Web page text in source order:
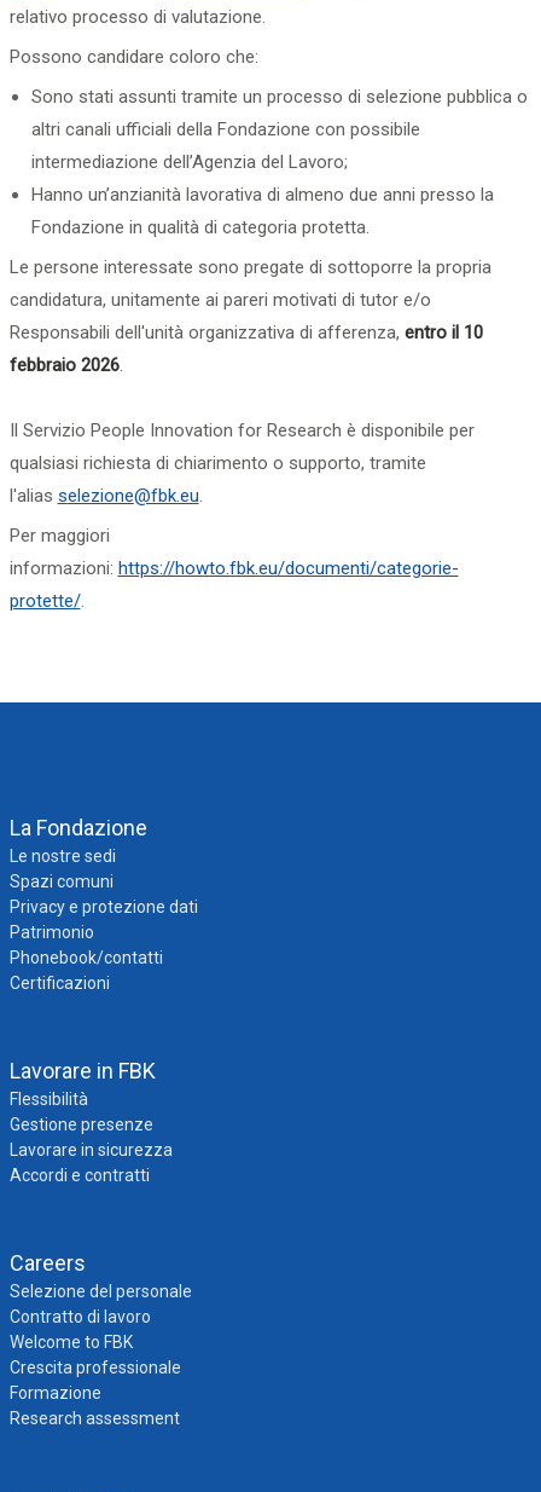
relativo processo di valutazione.
Possono candidare coloro che:
Sono stati assunti tramite un processo di selezione pubblica o
altri canali ufficiali della Fondazione con possibile
intermediazione dell’Agenzia del Lavoro;
Hanno un’anzianità lavorativa di almeno due anni presso la
Fondazione in qualità di categoria protetta.
Le persone interessate sono pregate di sottoporre la propria
candidatura, unitamente ai pareri motivati di tutor e/o
Responsabili dell'unità organizzativa di afferenza, entro il 10
febbraio 2026.
Il Servizio People Innovation for Research è disponibile per
qualsiasi richiesta di chiarimento o supporto, tramite
l'alias selezione@fbk.eu.
Per maggiori
informazioni: https://howto.fbk.eu/documenti/categorie-
protette/.
La Fondazione
Le nostre sedi
Spazi comuni
Privacy e protezione dati
Patrimonio
Phonebook/contatti
Certificazioni
Lavorare in FBK
Flessibilità
Gestione presenze
Lavorare in sicurezza
Accordi e contratti
Careers
Selezione del personale
Contratto di lavoro
Welcome to FBK
Crescita professionale
Formazione
Research assessment